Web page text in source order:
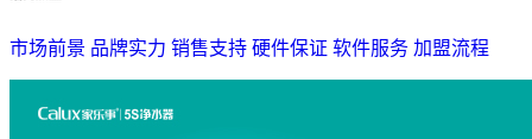
市场前景 品牌实力 销售支持 硬件保证 软件服务 加盟流程